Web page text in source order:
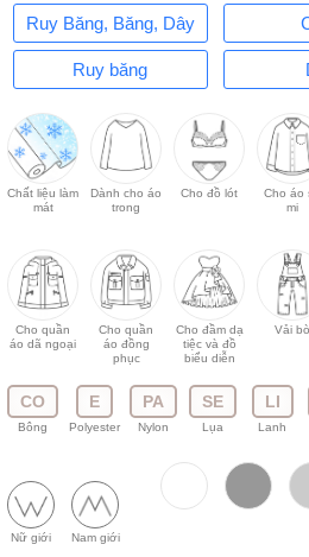
Ruy Băng, Băng, Dây
Ruy băng
Chất liệu làm
mát
Dành cho áo
trong
Cho đồ lót
Cho áo
mi
Cho quần
áo dã ngoại
Cho quần
áo đồng
phục
Cho đầm dạ
tiệc và đồ
biểu diễn
Vải bò
CO
Bông
E
Polyester
PA
Nylon
SE
Lụa
LI
Lanh
Nữ giới Nam giới